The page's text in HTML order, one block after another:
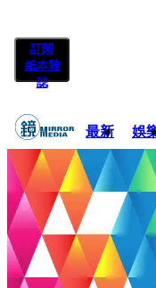
訂閱
紙本雜
誌
最新 娛